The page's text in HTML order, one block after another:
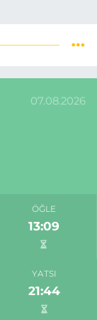
07.08.2026
ÖĞLE
13:09
YATSI
21:44